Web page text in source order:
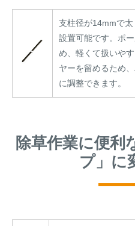
支柱径が14mmで
設置可能です。ポ
め、軽くて扱いや
ヤーを留めるため
に調整できます。
除草作業に便利
プ」に